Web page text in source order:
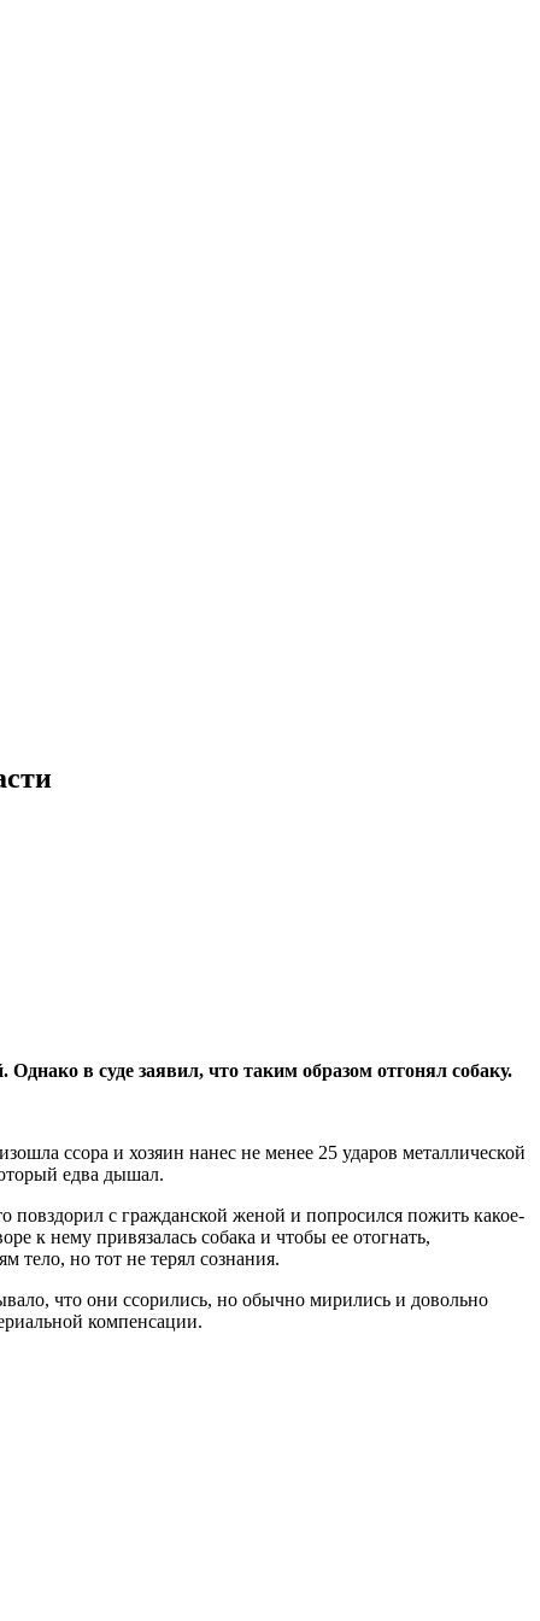
в суде заявил, что таким образом отгонял собаку.
ссора и хозяин нанес не менее 25 ударов металлической
едва дышал.
повздорил с гражданской женой и попросился пожить какое-
к нему привязалась собака и чтобы ее отогнать,
тело, но тот не терял сознания.
что они ссорились, но обычно мирились и довольно
компенсации.